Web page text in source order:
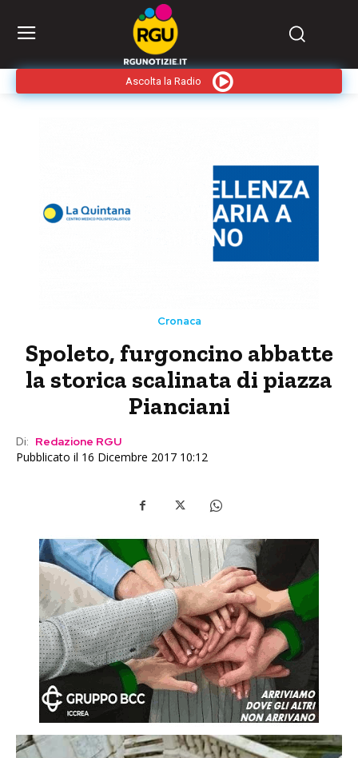
Ascolta la Radio
Cronaca
Spoleto, furgoncino abbatte
la storica scalinata di piazza
Pianciani
Di: Redazione RGU
Pubblicato il 16 Dicembre 2017 10:12